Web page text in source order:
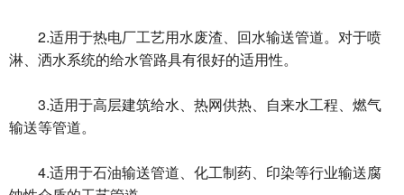
2.适用于热电厂工艺用水废渣、回水输送管道。对于喷
淋、洒水系统的给水管路具有很好的适用性。
3.适用于高层建筑给水、热网供热、自来水工程、燃气
输送等管道。
4.适用于石油输送管道、化工制药、印染等行业输送腐